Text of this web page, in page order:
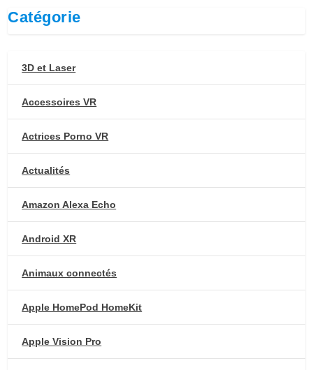
Catégorie
3D et Laser
Accessoires VR
Actrices Porno VR
Actualités
Amazon Alexa Echo
Android XR
Animaux connectés
Apple HomePod HomeKit
Apple Vision Pro